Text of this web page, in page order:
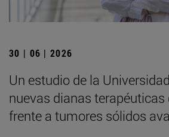
30 | 06 | 2026
Un estudio de la
nuevas dianas
frente a tumores sólidos